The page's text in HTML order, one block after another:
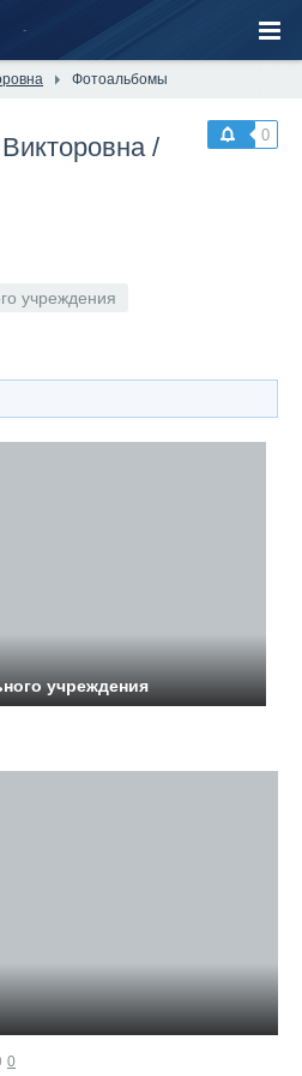
Фотоальбомы
0
/
учреждения
учреждения
0